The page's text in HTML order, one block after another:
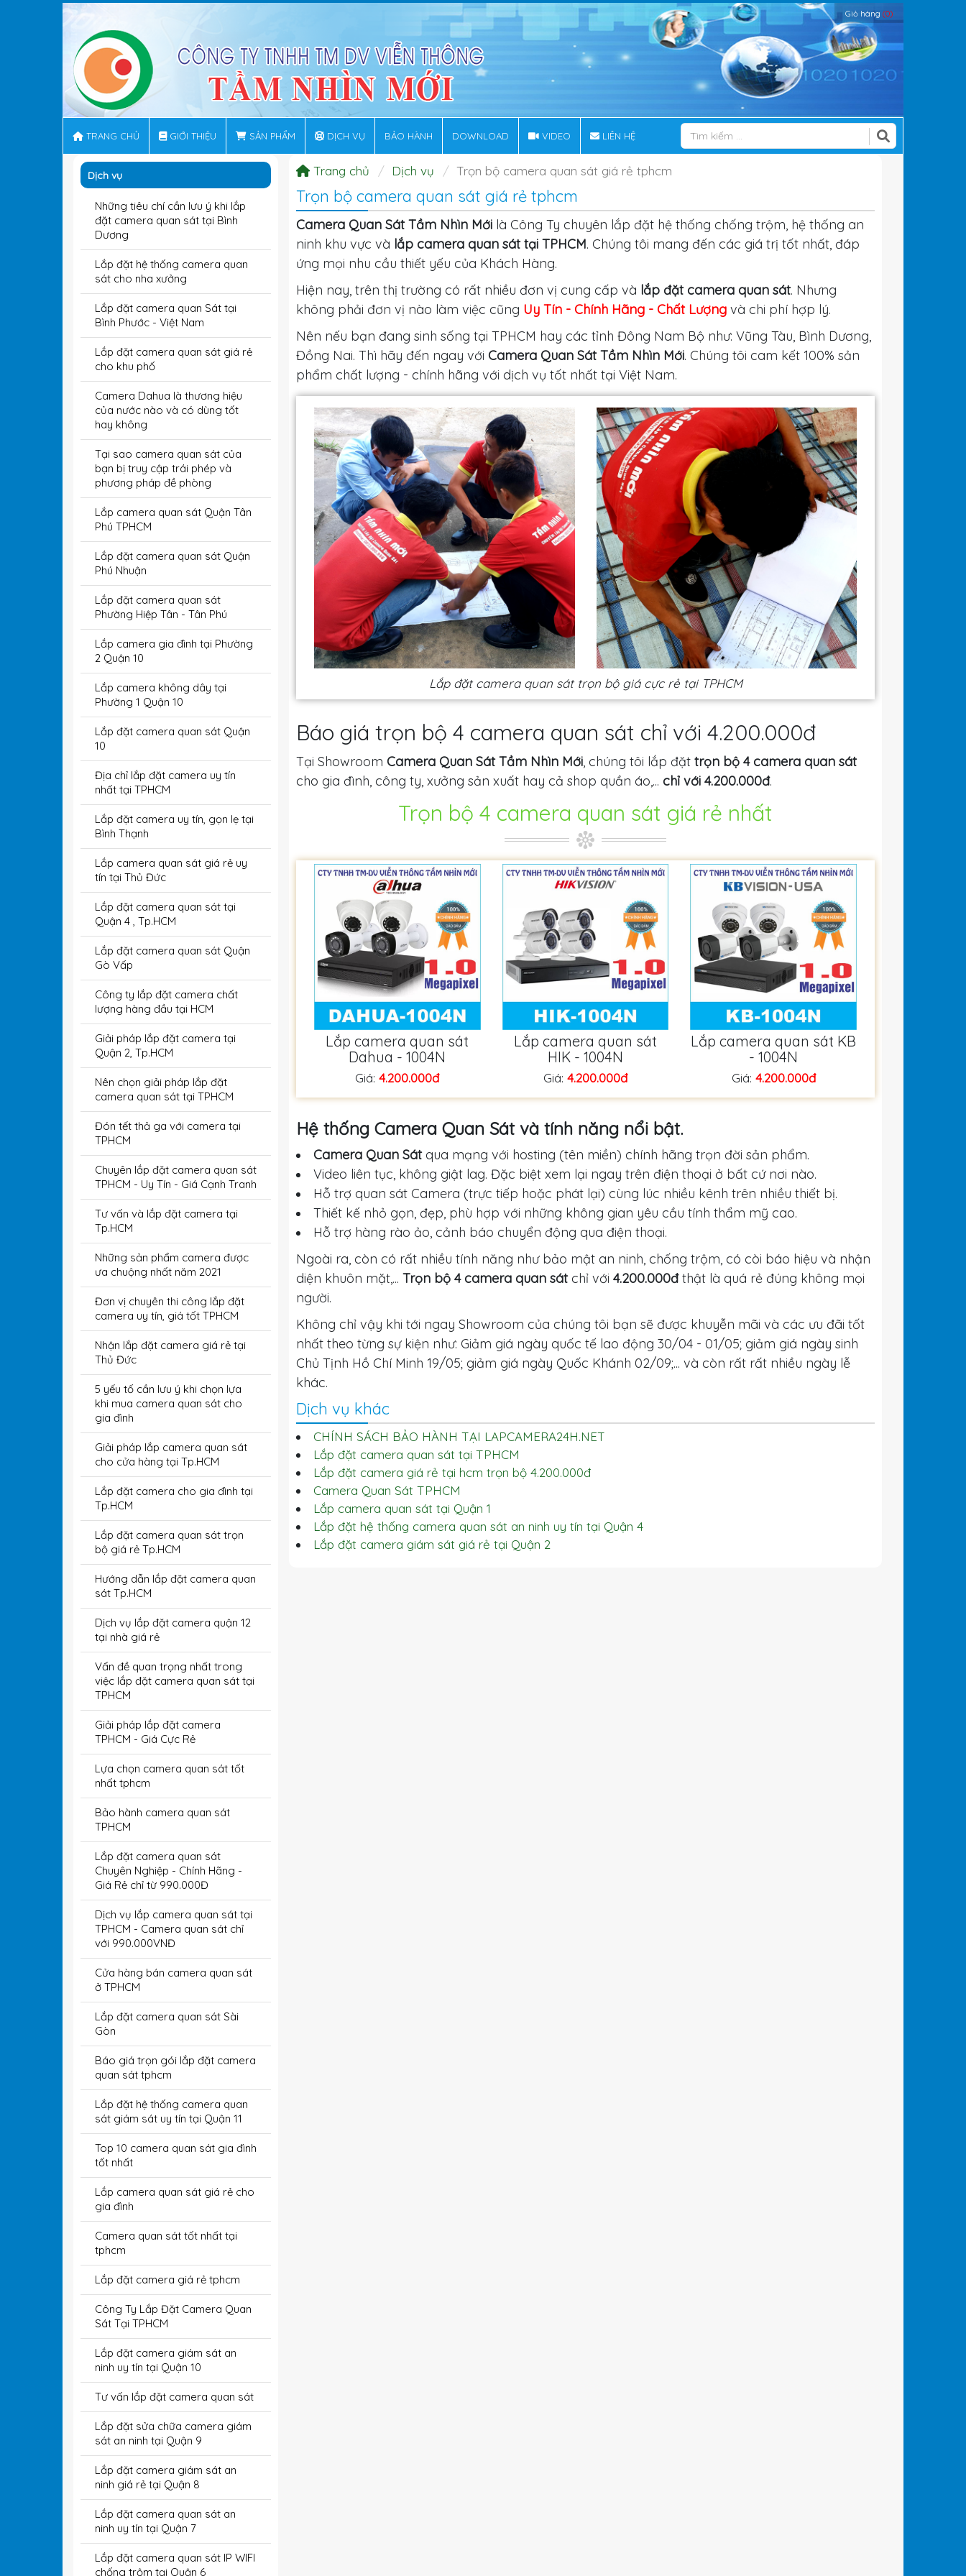
Giỏ hàng (0)
TRANG CHỦ GIỚI THIỆU SẢN PHẨM DỊCH VỤ BẢO HÀNH DOWNLOAD VIDEO LIÊN HỆ
Trang chủ Dịch vụ Trọn bộ camera quan sát giá rẻ tphcm
Trọn bộ camera quan sát giá rẻ tphcm
Camera Quan Sát Tầm Nhìn Mới là Công Ty chuyên lắp đặt hệ thống chống trộm, hệ thống an
ninh khu vực và lắp camera quan sát tại TPHCM. Chúng tôi mang đến các giá trị tốt nhất, đáp
ứng mọi nhu cầu thiết yếu của Khách Hàng.
Hiện nay, trên thị trường có rất nhiều đơn vị cung cấp và lắp đặt camera quan sát. Nhưng
không phải đơn vị nào làm việc cũng Uy Tín - Chính Hãng - Chất Lượng và chi phí hợp lý.
Nên nếu bạn đang sinh sống tại TPHCM hay các tỉnh Đông Nam Bộ như: Vũng Tàu, Bình Dương,
Đồng Nai. Thì hãy đến ngay với Camera Quan Sát Tầm Nhìn Mới. Chúng tôi cam kết 100% sản
phẩm chất lượng - chính hãng với dịch vụ tốt nhất tại Việt Nam.
Lắp đặt camera quan sát trọn bộ giá cực rẻ tại TPHCM
Báo giá trọn bộ 4 camera quan sát chỉ với 4.200.000đ
Tại Showroom Camera Quan Sát Tầm Nhìn Mới , chúng tôi lắp đặt trọn bộ 4 camera quan sát
cho gia đình, công ty, xưởng sản xuất hay cả shop quần áo,... chỉ với 4.200.000đ.
Trọn bộ 4 camera quan sát giá rẻ nhất
Lắp camera quan sát
Dahua - 1004N
Giá:4.200.000đ
Lắp camera quan sát
HIK - 1004N
Giá: 4.200.000đ
Lắp camera quan sát KB
- 1004N
Giá: 4.200.000đ
Hệ thống Camera Quan Sát và tính năng nổi bật.
Camera Quan Sátqua mạng với hosting (tên miền) chính hãng trọn đời sản phẩm.
Video liên tục, không giật lag. Đặc biệt xem lại ngay trên điện thoại ở bất cứ nơi nào.
Hỗ trợ quan sát Camera (trực tiếp hoặc phát lại) cùng lúc nhiều kênh trên nhiều thiết bị.
Thiết kế nhỏ gọn, đẹp, phù hợp với những không gian yêu cầu tính thẩm mỹ cao.
Hỗ trợ hàng rào ảo, cảnh báo chuyển động qua điện thoại.
Ngoài ra, còn có rất nhiều tính năng như bảo mật an ninh, chống trộm, có còi báo hiệu và nhận
diện khuôn mặt,... Trọn bộ 4 camera quan sát chỉ với 4.200.000đthật là quá rẻ đúng không mọi
người.
Không chỉ vậy khi tới ngay Showroom của chúng tôi bạn sẽ được khuyễn mãi và các ưu đãi tốt
nhất theo từng sự kiện như: Giảm giá ngày quốc tế lao động 30/04 - 01/05; giảm giá ngày sinh
Chủ Tịnh Hồ Chí Minh 19/05; giảm giá ngày Quốc Khánh 02/09;... và còn rất rất nhiều ngày lễ
khác.
Dịch vụ khác
CHÍNH SÁCH BẢO HÀNH TẠI LAPCAMERA24H.NET
Lắp đặt camera quan sát tại TPHCM
Lắp đặt camera giá rẻ tại hcm trọn bộ 4.200.000đ
Camera Quan Sát TPHCM
Lắp camera quan sát tại Quận 1
Lắp đặt hệ thống camera quan sát an ninh uy tín tại Quận 4
Lắp đặt camera giám sát giá rẻ tại Quận 2
Dịch vụ
Những tiêu chí cần lưu ý khi lắp
đặt camera quan sát tại Bình
Dương
Lắp đặt hệ thống camera quan
sát cho nha xưởng
Lắp đặt camera quan Sát tại
Bình Phước - Việt Nam
Lắp đặt camera quan sát giá rẻ
cho khu phố
Camera Dahua là thương hiệu
của nước nào và có dùng tốt
hay không
Tại sao camera quan sát của
bạn bị truy cập trái phép và
phương pháp đề phòng
Lắp camera quan sát Quận Tân
Phú TPHCM
Lắp đặt camera quan sát Quận
Phú Nhuận
Lắp đặt camera quan sát
Phường Hiệp Tân - Tân Phú
Lắp camera gia đình tại Phường
2 Quận 10
Lắp camera không dây tại
Phường 1 Quận 10
Lắp đặt camera quan sát Quận
10
Địa chỉ lắp đặt camera uy tín
nhất tại TPHCM
Lắp đặt camera uy tín, gọn lẹ tại
Bình Thạnh
Lắp camera quan sát giá rẻ uy
tín tại Thủ Đức
Lắp đặt camera quan sát tại
Quận 4 , Tp.HCM
Lắp đặt camera quan sát Quận
Gò Vấp
Công ty lắp đặt camera chất
lượng hàng đầu tại HCM
Giải pháp lắp đặt camera tại
Quận 2, Tp.HCM
Nên chọn giải pháp lắp đặt
camera quan sát tại TPHCM
Đón tết thả ga với camera tại
TPHCM
Chuyên lắp đặt camera quan sát
TPHCM - Uy Tín - Giá Cạnh Tranh
Tư vấn và lắp đặt camera tại
Tp.HCM
Những sản phẩm camera được
ưa chuộng nhất năm 2021
Đơn vị chuyên thi công lắp đặt
camera uy tín, giá tốt TPHCM
Nhận lắp đặt camera giá rẻ tại
Thủ Đức
5 yếu tố cần lưu ý khi chọn lựa
khi mua camera quan sát cho
gia đình
Giải pháp lắp camera quan sát
cho cửa hàng tại Tp.HCM
Lắp đặt camera cho gia đình tại
Tp.HCM
Lắp đặt camera quan sát trọn
bộ giá rẻ Tp.HCM
Hướng dẫn lắp đặt camera quan
sát Tp.HCM
Dịch vụ lắp đặt camera quận 12
tại nhà giá rẻ
Vấn đề quan trọng nhất trong
việc lắp đặt camera quan sát tại
TPHCM
Giải pháp lắp đặt camera
TPHCM - Giá Cực Rẻ
Lựa chọn camera quan sát tốt
nhất tphcm
Bảo hành camera quan sát
TPHCM
Lắp đặt camera quan sát
Chuyên Nghiệp - Chính Hãng -
Giá Rẻ chỉ từ 990.000Đ
Dịch vụ lắp camera quan sát tại
TPHCM - Camera quan sát chỉ
với 990.000VNĐ
Cửa hàng bán camera quan sát
ở TPHCM
Lắp đặt camera quan sát Sài
Gòn
Báo giá trọn gói lắp đặt camera
quan sát tphcm
Lắp đặt hệ thống camera quan
sát giám sát uy tín tại Quận 11
Top 10 camera quan sát gia đình
tốt nhất
Lắp camera quan sát giá rẻ cho
gia đình
Camera quan sát tốt nhất tại
tphcm
Lắp đặt camera giá rẻ tphcm
Công Ty Lắp Đặt Camera Quan
Sát Tại TPHCM
Lắp đặt camera giám sát an
ninh uy tín tại Quận 10
Tư vấn lắp đặt camera quan sát
Lắp đặt sửa chữa camera giám
sát an ninh tại Quận 9
Lắp đặt camera giám sát an
ninh giá rẻ tại Quận 8
Lắp đặt camera quan sát an
ninh uy tín tại Quận 7
Lắp đặt camera quan sát IP WIFI
chống trộm tại Quận 6